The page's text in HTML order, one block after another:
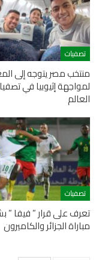
تصفيات
منتخب مصر يتوجه إلى
لمواجهة إثيوبيا في
العالم
تصفيات
تعرف على قرار ” فيفا ”
مباراة الجزائر والكاميرون